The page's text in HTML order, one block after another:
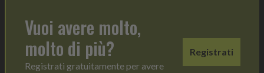
Vuoi avere molto,
molto di più?
Registrati gratuitamente per avere
Registrati